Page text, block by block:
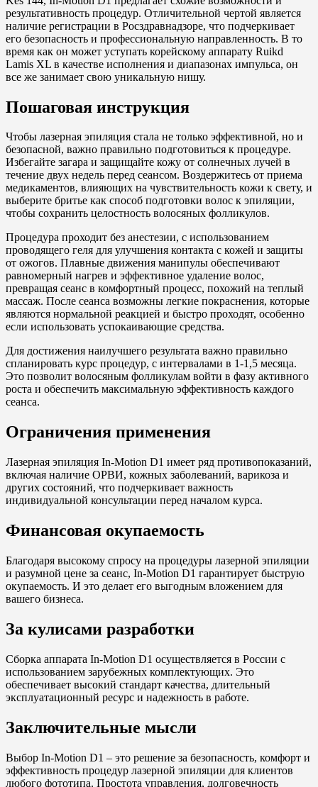
результативность процедур. Отличительной чертой является
наличие регистрации в Росздравнадзоре, что подчеркивает
его безопасность и профессиональную направленность. В то
время как он может уступать корейскому аппарату Ruikd
Lamis XL в качестве исполнения и диапазонах импульса, он
все же занимает свою уникальную нишу.
Пошаговая инструкция
Чтобы лазерная эпиляция стала не только эффективной, но и
безопасной, важно правильно подготовиться к процедуре.
Избегайте загара и защищайте кожу от солнечных лучей в
течение двух недель перед сеансом. Воздержитесь от приема
медикаментов, влияющих на чувствительность кожи к свету, и
выберите бритье как способ подготовки волос к эпиляции,
чтобы сохранить целостность волосяных фолликулов.
Процедура проходит без анестезии, с использованием
проводящего геля для улучшения контакта с кожей и защиты
от ожогов. Плавные движения манипулы обеспечивают
равномерный нагрев и эффективное удаление волос,
превращая сеанс в комфортный процесс, похожий на теплый
массаж. После сеанса возможны легкие покраснения, которые
являются нормальной реакцией и быстро проходят, особенно
если использовать успокаивающие средства.
Для достижения наилучшего результата важно правильно
спланировать курс процедур, с интервалами в 1-1,5 месяца.
Это позволит волосяным фолликулам войти в фазу активного
роста и обеспечить максимальную эффективность каждого
сеанса.
Ограничения применения
Лазерная эпиляция In-Motion D1 имеет ряд противопоказаний,
включая наличие ОРВИ, кожных заболеваний, варикоза и
других состояний, что подчеркивает важность
индивидуальной консультации перед началом курса.
Финансовая окупаемость
Благодаря высокому спросу на процедуры лазерной эпиляции
и разумной цене за сеанс, In-Motion D1 гарантирует быструю
окупаемость. И это делает его выгодным вложением для
вашего бизнеса.
За кулисами разработки
Сборка аппарата In-Motion D1 осуществляется в России с
использованием зарубежных комплектующих. Это
обеспечивает высокий стандарт качества, длительный
эксплуатационный ресурс и надежность в работе.
Заключительные мысли
Выбор In-Motion D1 – это решение за безопасность, комфорт и
эффективность процедур лазерной эпиляции для клиентов
любого фототипа. Простота управления, долговечность